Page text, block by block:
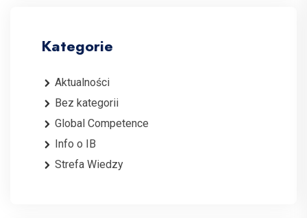
Kategorie
Aktualności
Bez kategorii
Global Competence
Info o IB
Strefa Wiedzy